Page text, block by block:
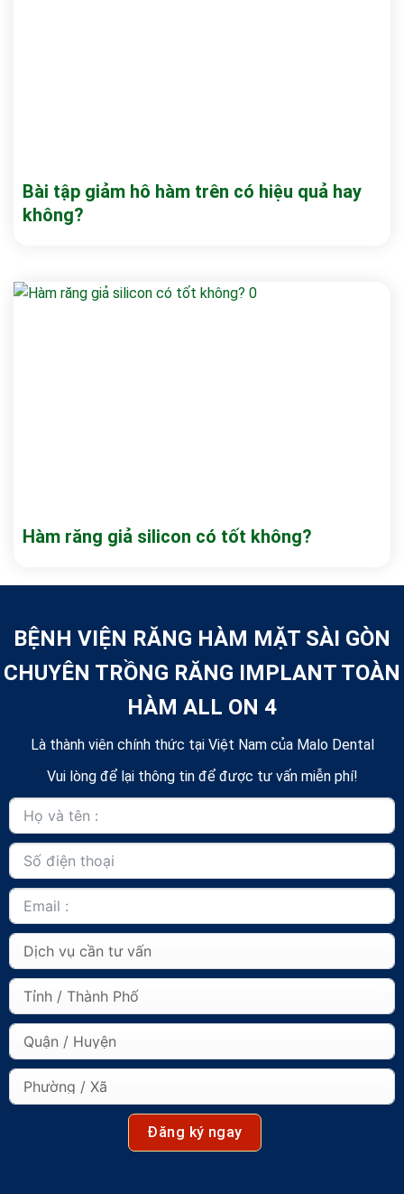
Bài tập giảm hô hàm trên có hiệu quả hay
không?
Hàm răng giả silicon có tốt không?
BỆNH VIỆN RĂNG HÀM MẶT SÀI GÒN
CHUYÊN TRỒNG RĂNG IMPLANT TOÀN
HÀM ALL ON 4
Là thành viên chính thức tại Việt Nam của Malo Dental
Vui lòng để lại thông tin để được tư vấn miễn phí!
Đăng ký ngay